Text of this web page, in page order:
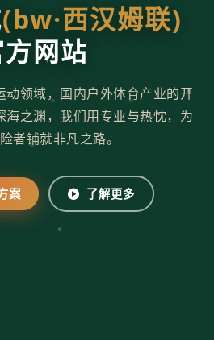
(bw·西汉姆联)
网站
动领域，国内户外体育产业的开
海之渊，我们用专业与热忱，为
者铺就非凡之路。
案 了解更多